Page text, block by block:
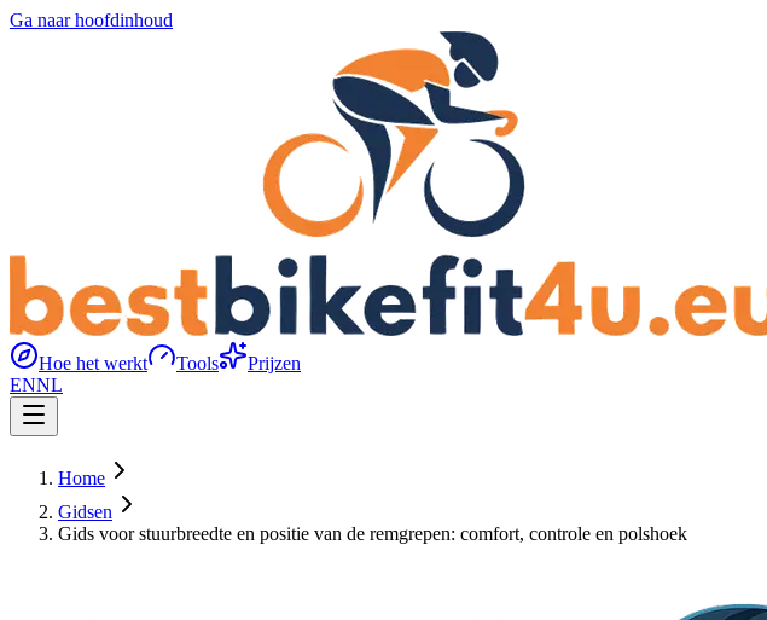
Ga naar hoofdinhoud
Hoe het werkt Tools
Prijzen
ENNL
Home
Gidsen
Gids voor stuurbreedte en positie van de remgrepen: comfort, controle en polshoek